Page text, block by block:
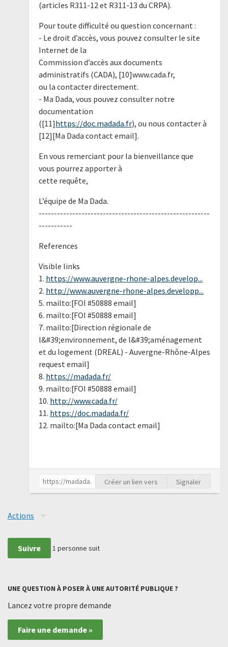
(articles R311-12 et R311-13 du CRPA).
Pour toute difficulté ou question concernant :
- Le droit d’accès, vous pouvez consulter le site
Internet de la
Commission d’accès aux documents
administratifs (CADA), [10]www.cada.fr,
ou la contacter directement.
- Ma Dada, vous pouvez consulter notre
documentation
([11]https://doc.madada.fr), ou nous contacter à
[12][Ma Dada contact email].
En vous remerciant pour la bienveillance que
vous pourrez apporter à
cette requête,
L’équipe de Ma Dada.
--------------------------------------------------------
-----------
References
Visible links
1. https://www.auvergne-rhone-alpes.develop...
2. http://www.auvergne-rhone-alpes.developp...
5. mailto:[FOI #50888 email]
6. mailto:[FOI #50888 email]
7. mailto:[Direction régionale de
l&#39;environnement, de l&#39;aménagement
et du logement (DREAL) - Auvergne-Rhône-Alpes
request email]
8. https://madada.fr/
9. mailto:[FOI #50888 email]
10. http://www.cada.fr/
11. https://doc.madada.fr/
12. mailto:[Ma Dada contact email]
Créer un lien vers Signaler
Actions
Suivre 1 personne suit
UNE QUESTION À POSER À UNE AUTORITÉ PUBLIQUE ?
Lancez votre propre demande
Faire une demande »